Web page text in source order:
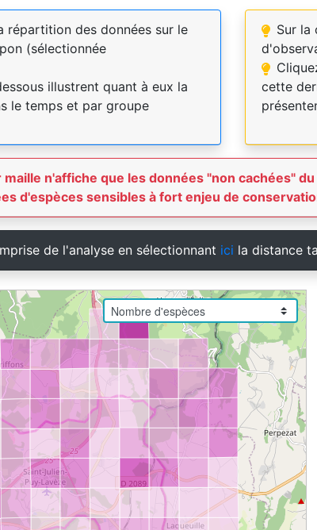
répartition des données sur le
(sélectionnée
illustrent quant à eux la
le temps et par groupe
Sur la
cette
maille n'affiche que les données "non cachées"
d'espèces sensibles à fort enjeu de
de l'analyse en sélectionnant ici la distance